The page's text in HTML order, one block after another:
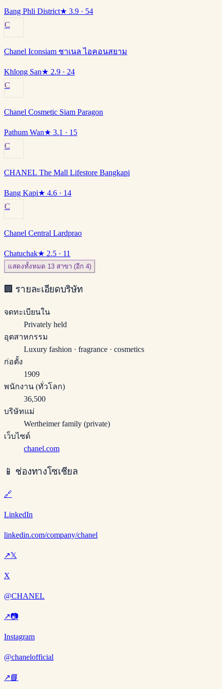
Bang Phli District★ 3.9 · 54
C
Chanel Iconsiam ชาเนล ไอคอนสยาม
Khlong San★ 2.9 · 24
C
Chanel Cosmetic Siam Paragon
Pathum Wan★ 3.1 · 15
C
CHANEL The Mall Lifestore Bangkapi
Bang Kapi★ 4.6 · 14
C
Chanel Central Lardprao
Chatuchak★ 2.5 · 11
แสดงทั้งหมด 13 สาขา (อีก 4)
🏢 รายละเอียดบริษัท
จดทะเบียนใน
Privately held
อุตสาหกรรม
Luxury fashion · fragrance · cosmetics
ก่อตั้ง
1909
พนักงาน (ทั่วโลก)
36,500
บริษัทแม่
Wertheimer family (private)
เว็บไซต์
chanel.com
📱 ช่องทางโซเชียล
🔗
LinkedIn
linkedin.com/company/chanel
↗𝕏
X
@CHANEL
↗📷
Instagram
@chanelofficial
↗📘